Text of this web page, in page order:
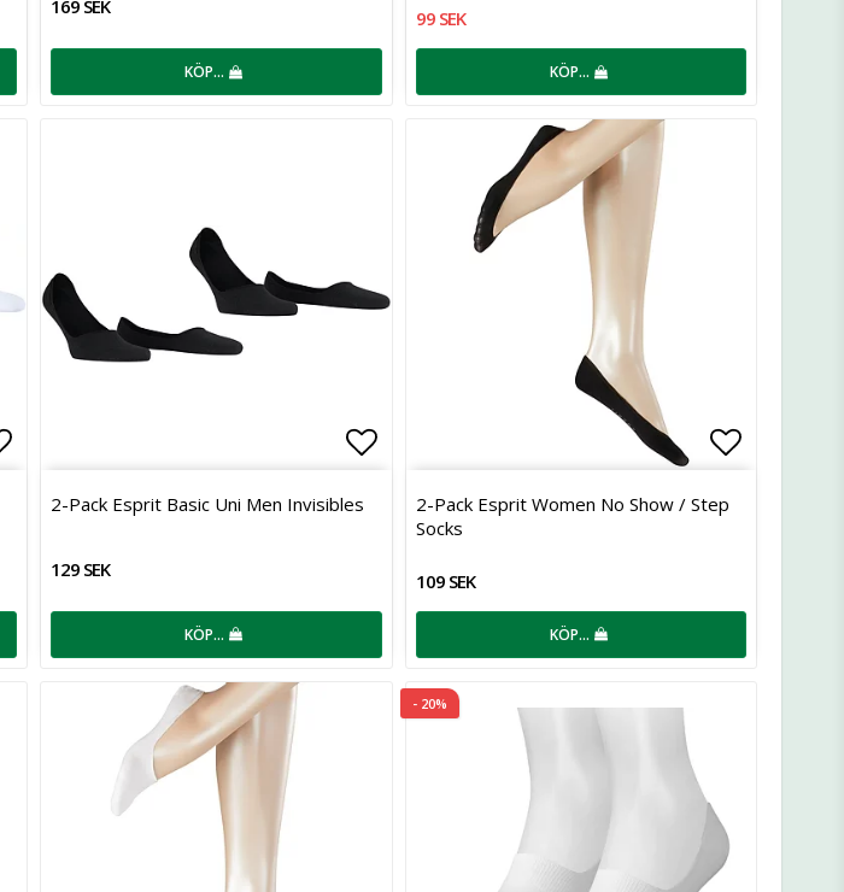
169 SEK
KÖP…
99 SEK
KÖP…
Lägg till i favoritlistan Lägg till i favoritlistan
2-Pack Esprit Basic Uni Men Invisibles
129 SEK
KÖP…
2-Pack Esprit Women No Show / Step
Socks
109 SEK
KÖP…
- 20%